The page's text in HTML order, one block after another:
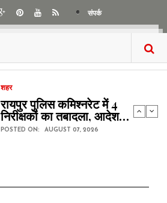
संपर्क
शहर
रायपुर पुलिस कमिश्नरेट में 4
निरीक्षकों का तबादला, आदेश…
POSTED ON: AUGUST 07, 2026